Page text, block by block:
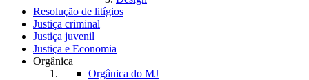
Resolução de litígios
Justiça criminal
Justiça juvenil
Justiça e Economia
Orgânica
Orgânica do MJ